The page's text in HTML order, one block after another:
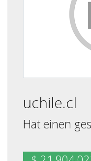
uchile.cl
Hat einen